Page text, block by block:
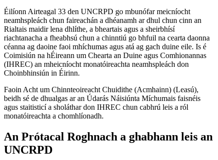
Éilíonn Airteagal 33 den UNCRPD go mbunófar meicníocht
neamhspleách chun faireachán a dhéanamh ar dhul chun cinn an
Rialtais maidir lena dhlíthe, a bheartais agus a sheirbhísí
riachtanacha a fheabhsú chun a chinntiú go bhfuil na cearta daonna
céanna ag daoine faoi mhíchumas agus atá ag gach duine eile. Is é
Coimisiún na hÉireann um Chearta an Duine agus Comhionannas
(IHREC) an mheicníocht monatóireachta neamhspleách don
Choinbhinsiún in Éirinn.
Faoin Acht um Chinnteoireacht Chuidithe (Acmhainn) (Leasú),
beidh sé de dhualgas ar an Údarás Náisiúnta Míchumais faisnéis
agus staitisticí a sholáthar don IHREC chun cabhrú leis a ról
monatóireachta a chomhlíonadh.
An Prótacal Roghnach a ghabhann leis an
UNCRPD